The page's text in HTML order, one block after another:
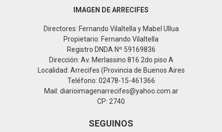
IMAGEN DE ARRECIFES
Directores: Fernando Vilaltella y Mabel Ullua
Propietario: Fernando Vilaltella
Registro DNDA Nº 59169836
Dirección: Av. Merlassino 816 2do piso A
Localidad: Arrecifes (Provincia de Buenos Aires
Teléfono: 02478-15-461366
Mail: diarioimagenarrecifes@yahoo.com.ar
CP: 2740
SEGUINOS